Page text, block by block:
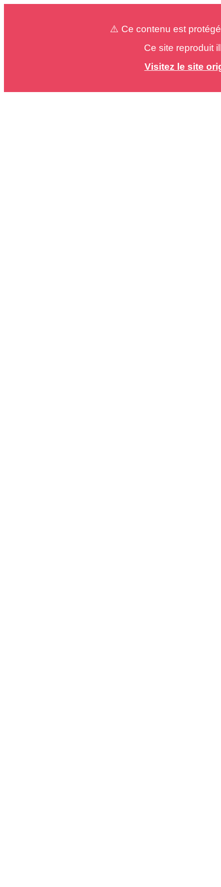
⚠️ Ce contenu est
Ce site reproduit
Visitez le site